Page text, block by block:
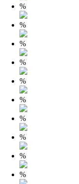
%
%
%
%
%
%
%
%
%
%